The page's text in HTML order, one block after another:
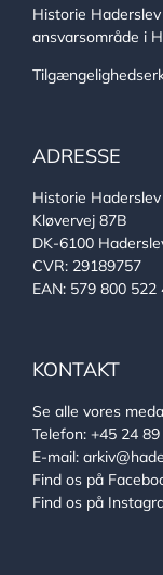
Historie
ansvarsområde i
ADRESSE
Historie
Kløvervej 87B
DK-6100
CVR: 29189757
EAN: 579 800 522
KONTAKT
Se alle vores
Telefon: +45 24
E-mail:
Find os på
Find os på